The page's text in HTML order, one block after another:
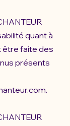
quant à
être faite des
présents
.